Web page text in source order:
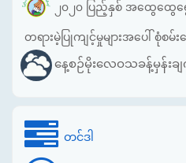
၂၀၂၀ ပြည့်နှစ် အထွေထွေ
တရားမဲ့ပြုကျင့်မှုများအပေါ် စုံစမ်း
နေ့စဉ်မိုးလေဝသခန့်မှန်းခ
တင်ဒါ